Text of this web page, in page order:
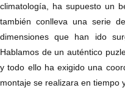
climatología, ha supuesto un
también conlleva una serie
dimensiones que han ido
Hablamos de un auténtico
y todo ello ha exigido una
montaje se realizara en tiempo